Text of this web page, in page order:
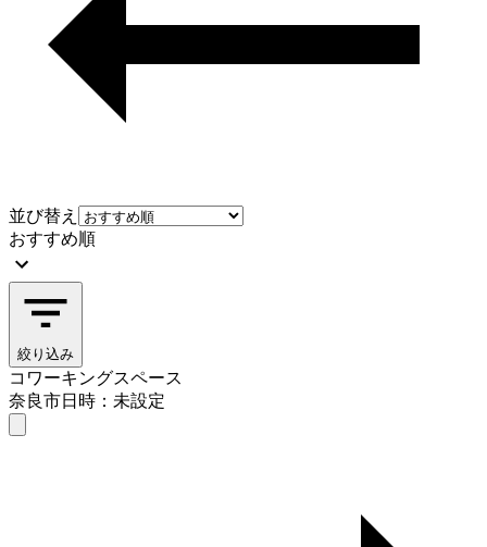
並び替え
おすすめ順
絞り込み
コワーキングスペース
奈良市日時：未設定